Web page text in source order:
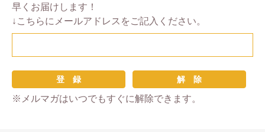
早くお届けします！
↓こちらにメールアドレスをご記入ください。
※メルマガはいつでもすぐに解除できます。